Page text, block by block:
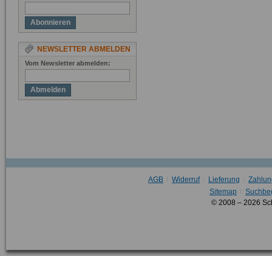
Abonnieren
NEWSLETTER ABMELDEN
Vom Newsletter abmelden:
Abmelden
AGB Widerruf Lieferung
Sitemap
© 2008 – 2026